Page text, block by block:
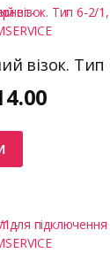
візок.